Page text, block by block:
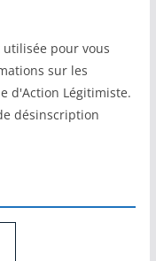
pour vous
sur les
d'Action Légitimiste.
désinscription